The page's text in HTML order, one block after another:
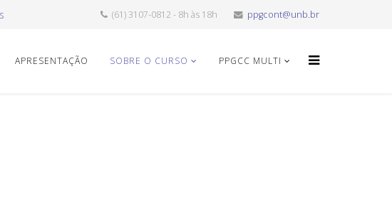
(61) 3107-0812 - 8h às 18h ppgcont@unb.br
APRESENTAÇÃO SOBRE O CURSO PPGCC MULTI